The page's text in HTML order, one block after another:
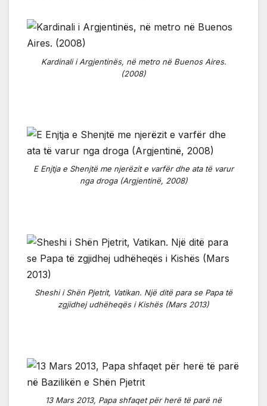
Kardinali i Argjentinës, në metro në Buenos Aires.
(2008)
E Enjtja e Shenjtë me njerëzit e varfër dhe ata të varur
nga droga (Argjentinë, 2008)
Sheshi i Shën Pjetrit, Vatikan. Një ditë para se Papa të
zgjidhej udhëheqës i Kishës (Mars 2013)
13 Mars 2013, Papa shfaqet për herë të parë në